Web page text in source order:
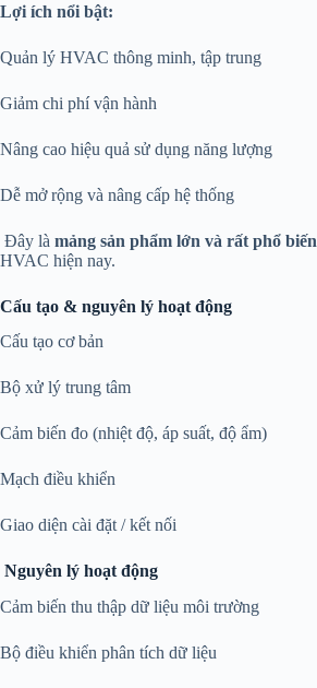
Lợi ích nổi bật:
Quản lý HVAC thông minh, tập trung
Giảm chi phí vận hành
Nâng cao hiệu quả sử dụng năng lượng
Dễ mở rộng và nâng cấp hệ thống
Đây là mảng sản phẩm lớn và rất phổ biến
HVAC hiện nay.
Cấu tạo & nguyên lý hoạt động
Cấu tạo cơ bản
Bộ xử lý trung tâm
Cảm biến đo (nhiệt độ, áp suất, độ ẩm)
Mạch điều khiển
Giao diện cài đặt / kết nối
Nguyên lý hoạt động
Cảm biến thu thập dữ liệu môi trường
Bộ điều khiển phân tích dữ liệu